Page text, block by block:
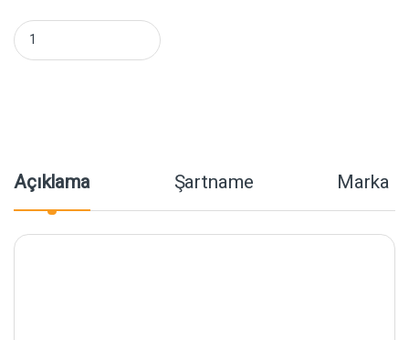
GDX RF-150200 5 in 1 Reflektör / Yansıtıcı Seti (150x200 cm)
Açıklama Şartname Marka